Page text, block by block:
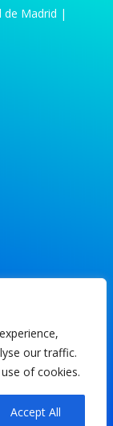
our traffic.
of cookies.
Accept All
de Madrid |